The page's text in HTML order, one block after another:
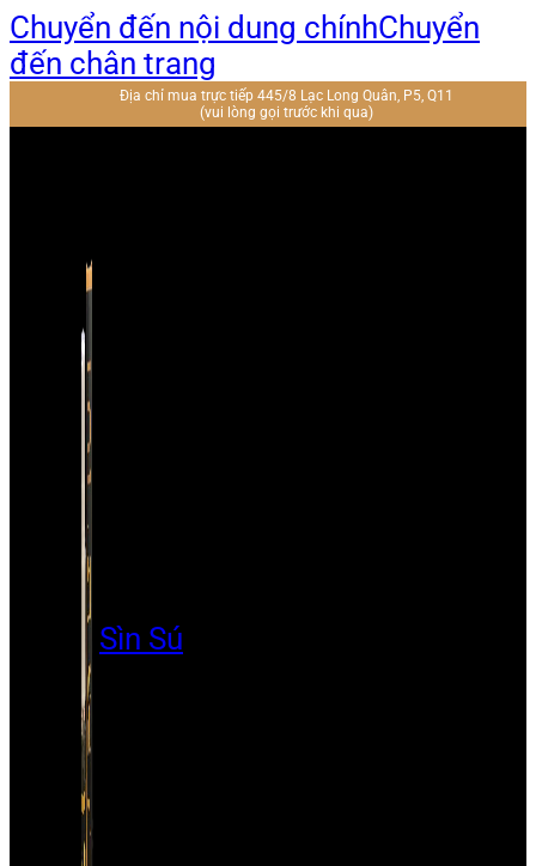
Chuyển đến nội dung chínhChuyển
đến chân trang
Địa chỉ mua trực tiếp 445/8 Lạc Long Quân, P5, Q11
(vui lòng gọi trước khi qua)
Sìn Sú